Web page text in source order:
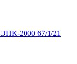
2000 67/1/21